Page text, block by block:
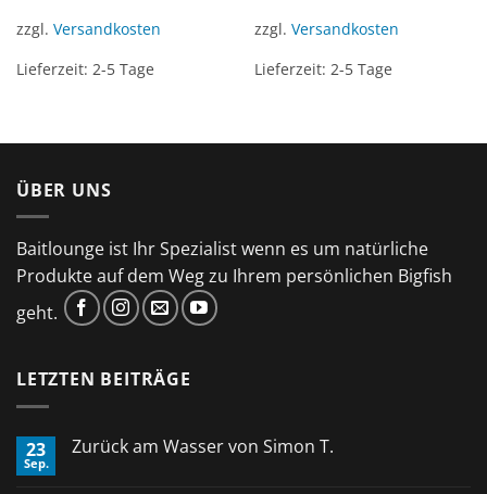
zzgl. Versandkosten
Lieferzeit: 2-5 Tage
zzgl. Versandkosten
Lieferzeit: 2-5 Tage
ÜBER UNS
Baitlounge ist Ihr Spezialist wenn es um natürliche
Produkte auf dem Weg zu Ihrem persönlichen Bigfish
geht.
LETZTEN BEITRÄGE
23
Sep.
Zurück am Wasser von Simon T.